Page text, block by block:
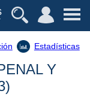
Estadísticas
Y